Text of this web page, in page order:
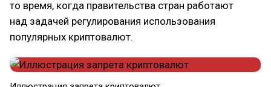
то время, когда правительства стран работают
над задачей регулирования использования
популярных криптовалют.